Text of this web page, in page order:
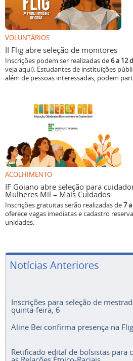
VOLUNTÁRIOS
II Flig abre seleção de monitores
Inscrições podem ser realizadas de6 a 12
veja aqui). Estudantes de instituições
além de pessoas interessadas, podem
ACOLHIMENTO
IF Goiano abre seleção para
Mulheres Mil – Mais Cuidados
Inscrições gratuitas serão realizadas de7
oferece vagas imediatas e cadastro
unidades.
Notícias Anteriores
Inscrições para seleção de
quinta-feira, 6
Aline Bei confirma presença na
Retificado edital de bolsistas para